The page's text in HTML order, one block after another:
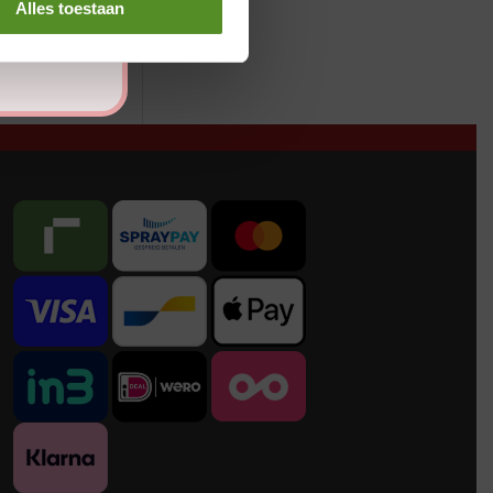
Alles toestaan